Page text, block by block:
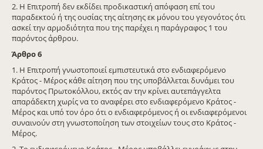
2. Η Επιτροπή δεν εκδίδει προδικαστική απόφαση επί του
παραδεκτού ή της ουσίας της αίτησης εκ μόνου του γεγονότος ότι
ασκεί την αρμοδιότητα που της παρέχει η παράγραφος 1 του
παρόντος άρθρου.
Άρθρο6
1. Η Επιτροπή γνωστοποιεί εμπιστευτικά στο ενδιαφερόμενο
Κράτος - Μέρος κάθε αίτηση που της υποβάλλεται δυνάμει του
παρόντος Πρωτοκόλλου, εκτός αν την κρίνει αυτεπάγγελτα
απαράδεκτη χωρίς να το αναφέρει στο ενδιαφερόμενο Κράτος -
Μέρος και υπό τον όρο ότι ο ενδιαφερόμενος ή οι ενδιαφερόμενοι
συναινούν στη γνωστοποίηση των στοιχείων τους στο Κράτος -
Μέρος.